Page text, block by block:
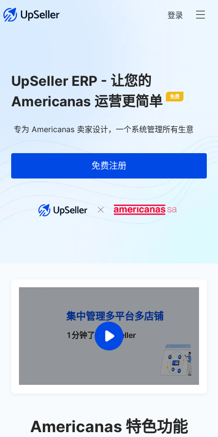
登录
UpSeller ERP - 让您的
Americanas 运营更简单
免费
专为 Americanas 卖家设计，一个系统管理所有生意
免费注册
集中管理多平台多店铺
1分钟了解 UpSeller
Americanas 特色功能